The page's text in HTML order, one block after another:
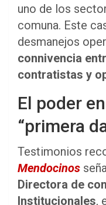
uno de los
comuna. Este
desmanejos
connivencia
contratistas y
El poder
“primera
Testimonios
Mendocinos
Directora de
Institucionales,